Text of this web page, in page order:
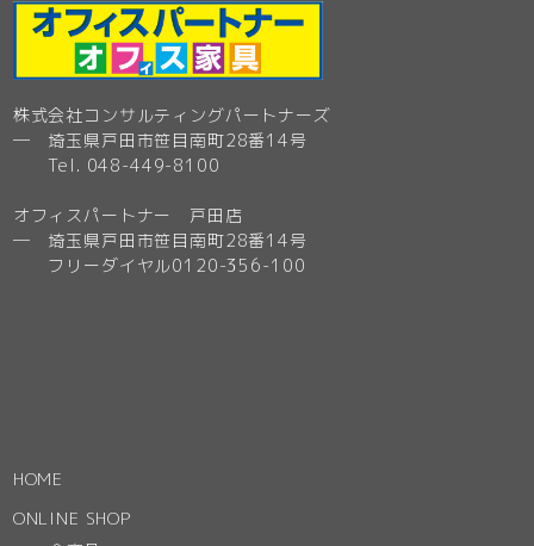
株式会社コンサルティングパートナーズ
─ 埼玉県戸田市笹目南町28番14号
Tel. 048-449-8100
オフィスパートナー 戸田店
─ 埼玉県戸田市笹目南町28番14号
フリーダイヤル0120-356-100
HOME
ONLINE SHOP